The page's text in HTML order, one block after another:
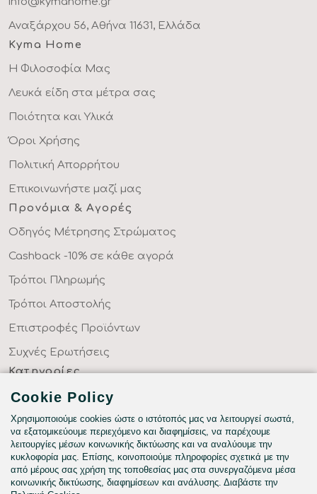
Αναξάρχου 56, Αθήνα 11631, Ελλάδα
Kyma Home
Η Φιλοσοφία Μας
Λευκά είδη στα μέτρα σας
Ποιότητα και Υλικά
Όροι Χρήσης
Πολιτική Απορρήτου
Επικοινωνήστε μαζί μας
Προνόμια & Αγορές
Οδηγός Μέτρησης Στρώματος
Cashback -10% σε κάθε αγορά
Τρόποι Πληρωμής
Τρόποι Αποστολής
Επιστροφές Προϊόντων
Συχνές Ερωτήσεις
Κατηγορίες
ΣΕΝΤΟΝΙΑ ΣΤΑ ΜΕΤΡΑ ΣΑΣ
ΥΦΑΣΜΑΤΑ ΜΕ ΤΟ ΜΕΤΡΟ
ΥΠΝΟΔΩΜΑΤΙΟ
HOTEL & BNB
ΠΑΙΔΙΚΟ - ΕΦΗΒΙΚΟ
Cookie Policy
Χρησιμοποιούμε cookies ώστε ο ιστότοπός μας να λειτουργεί σωστά,
να εξατομικεύουμε περιεχόμενο και διαφημίσεις, να παρέχουμε
λειτουργίες μέσων κοινωνικής δικτύωσης και να αναλύουμε την
κυκλοφορία μας. Επίσης, κοινοποιούμε πληροφορίες σχετικά με την
από μέρους σας χρήση της τοποθεσίας μας στα συνεργαζόμενα μέσα
κοινωνικής δικτύωσης, διαφημίσεων και ανάλυσης. Διαβάστε την